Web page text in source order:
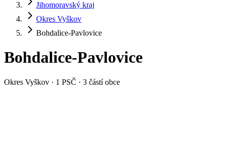
Jihomoravský kraj
Okres Vyškov
Bohdalice-Pavlovice
Bohdalice-Pavlovice
Okres Vyškov · 1 PSČ · 3 částí obce